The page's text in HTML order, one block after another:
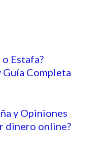
Estafa?
Completa
y Opiniones
dinero online?